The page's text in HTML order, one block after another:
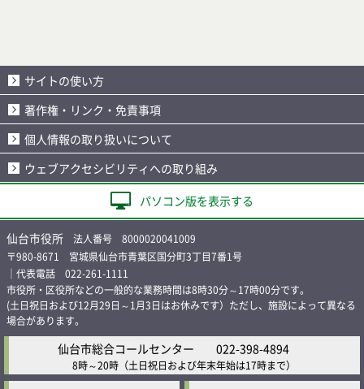
サイトの使い方
著作権・リンク・免責事項
個人情報の取り扱いについて
ウェブアクセシビリティへの取り組み
パソコン版を表示する
仙台市役所 法人番号 8000020041009
〒980-8671 宮城県仙台市青葉区国分町3丁目7番1号
｜代表電話 022-261-1111
市役所・区役所などの一般的な業務時間は8時30分～17時00分です。
(土日祝日および12月29日～1月3日はお休みです）ただし、施設によって異なる
場合があります。
仙台市総合コールセンター 022-398-4894
8時～20時 （土日祝日および年末年始は17時まで）